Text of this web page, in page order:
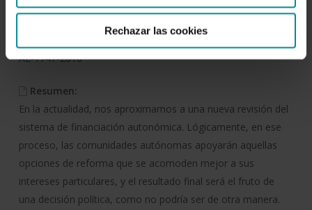
Rechazar las cookies
978-84-95531-79-7
AL-1747-2016
Resumen:
En la actualidad, nos aproximamos a una nueva revisión del
sistema de financiación autonómica. Lógicamente, en ese
proceso, las comunidades autónomas apoyarán aquellas
opciones de reforma que se acomoden mejor a sus
intereses particulares, y el resultado final será el fruto de
una decisión política, como no podría ser de otra manera.